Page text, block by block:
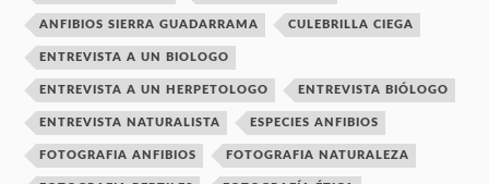
ANFIBIOS SIERRA GUADARRAMA CULEBRILLA CIEGA
ENTREVISTA A UN BIOLOGO
ENTREVISTA A UN HERPETOLOGO ENTREVISTA BIÓLOGO
ENTREVISTA NATURALISTA ESPECIES ANFIBIOS
FOTOGRAFIA ANFIBIOS FOTOGRAFIA NATURALEZA